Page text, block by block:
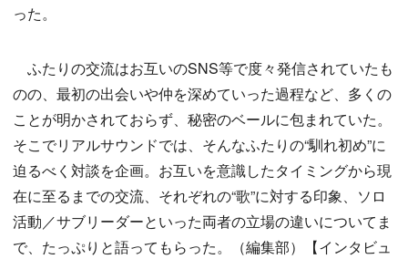
った。
ふたりの交流はお互いのSNS等で度々発信されていたも
のの、最初の出会いや仲を深めていった過程など、多くの
ことが明かされておらず、秘密のベールに包まれていた。
そこでリアルサウンドでは、そんなふたりの“馴れ初め”に
迫るべく対談を企画。お互いを意識したタイミングから現
在に至るまでの交流、それぞれの“歌”に対する印象、ソロ
活動／サブリーダーといった両者の立場の違いについてま
で、たっぷりと語ってもらった。（編集部）【インタビュ